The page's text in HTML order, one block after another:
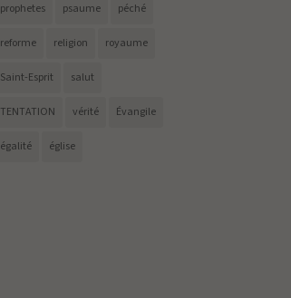
prophetes psaume péché
reforme religion royaume
Saint-Esprit salut
TENTATION vérité Évangile
égalité église